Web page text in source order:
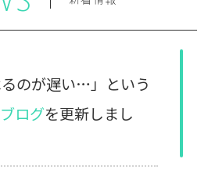
るのが遅い…」という
ブログを更新しまし